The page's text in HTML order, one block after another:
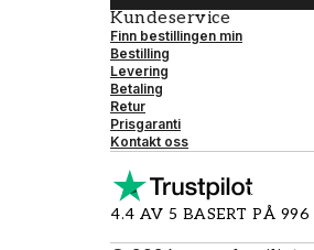
Kundeservice
Finn bestillingen min
Bestilling
Levering
Betaling
Retur
Prisgaranti
Kontakt oss
4.4 AV 5 BASERT PÅ 996